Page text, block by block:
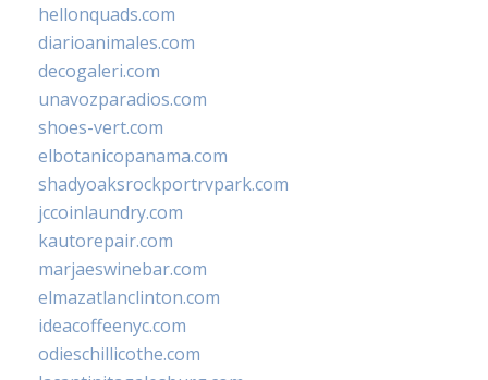
hellonquads.com
diarioanimales.com
decogaleri.com
unavozparadios.com
shoes-vert.com
elbotanicopanama.com
shadyoaksrockportrvpark.com
jccoinlaundry.com
kautorepair.com
marjaeswinebar.com
elmazatlanclinton.com
ideacoffeenyc.com
odieschillicothe.com